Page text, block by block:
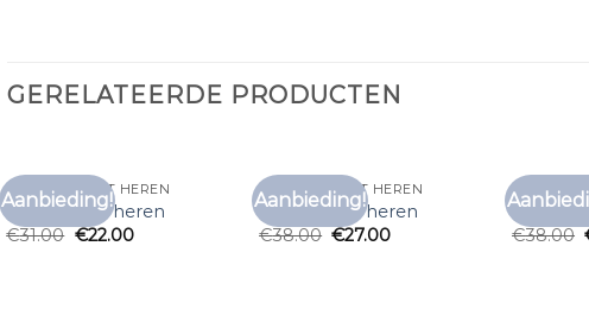
GERELATEERDE PRODUCTEN
Aanbieding!
Toevoegen
PAARS T SHIRT HEREN
paars t shirt heren
€31.00 €22.00
Aanbieding!
Toevoegen
PAARS T SHIRT HEREN
paars t shirt heren
€38.00 €27.00
PAARS T
paars t
€38.00